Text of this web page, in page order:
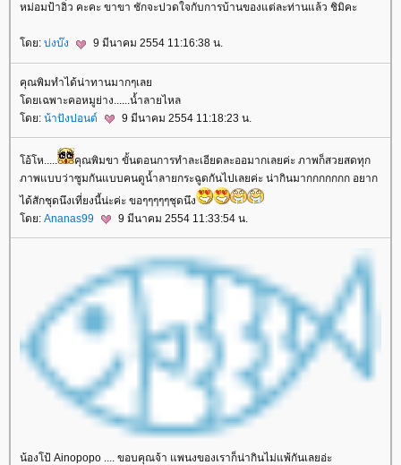
หม่อมป้าอิ๋ว คะคะ ขาขา ชักจะปวดใจกับการบ้านของแต่ละท่านแล้ว ชิมิคะ
ดย: บ่งบ๊ง 9 มีนาคม 2554 11:16:38 น.
คุณพิมทำได้น่าทานมากๆเล
ดยเฉพาะคอหมูย่าง......น้ำลายไหล
ดย: น้าปังปอนด์ 9 มีนาคม 2554 11:18:23 น.
อ้โห.....
คุณพิมขา ขั้นตอนการทำละเอียดละออมากเลยค่ะ ภาพก็สวยสดทุก
ภาพแบบว่าซูมกันแบบคนดูน้ำลายกระฉูดกันไปเลยค่ะ น่ากินมากกกกกกก อยาก
ได้สักชุดนึงเที่ยงนี้น่ะค่ะ ขอๆๆๆๆๆชุดนึง
ดย: Ananas99 9 มีนาคม 2554 11:33:54 น.
น้องโป้ Ainopopo .... ขอบคุณจ้า แพนงของเราก็น่ากินไม่แพ้กันเลยอ่ะ